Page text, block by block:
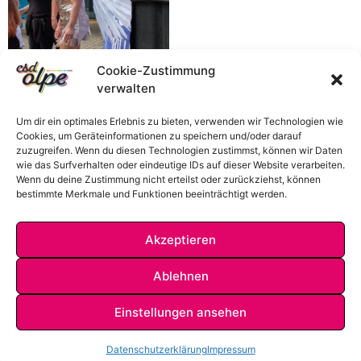
Cookie-Zustimmung
verwalten
Um dir ein optimales Erlebnis zu bieten, verwenden wir Technologien wie
Cookies, um Geräteinformationen zu speichern und/oder darauf
zuzugreifen. Wenn du diesen Technologien zustimmst, können wir Daten
wie das Surfverhalten oder eindeutige IDs auf dieser Website verarbeiten.
Wenn du deine Zustimmung nicht erteilst oder zurückziehst, können
bestimmte Merkmale und Funktionen beeinträchtigt werden.
Akzeptieren
Ablehnen
Einstellungen ansehen
DatenschutzerklärungImpressum
DATENSCHUTZKONTAKT